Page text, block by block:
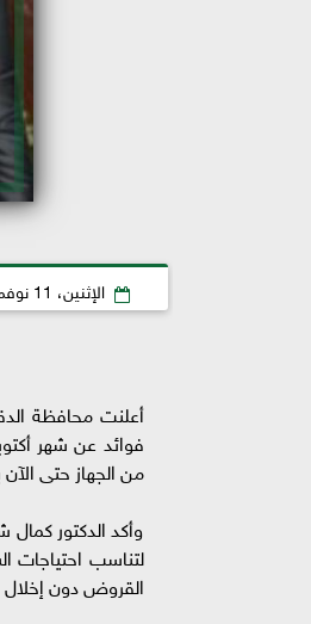
الإثنين، 11 نوفمبر 2019
من الجهاز حتى الآن بلغ 81 مليون و331
وأكد الدكتور
لتناسب
القروض دون